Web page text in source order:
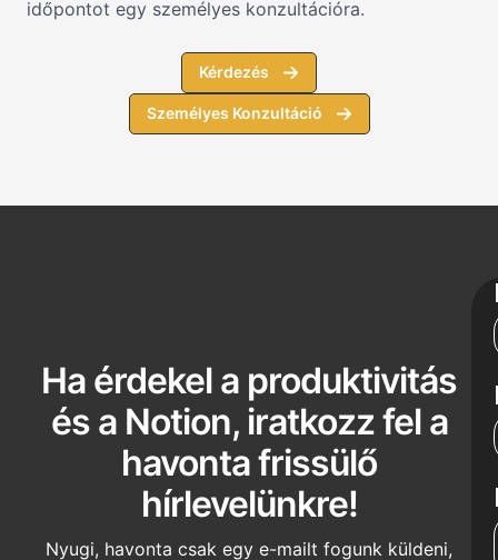
időpontot egy személyes konzultációra.
Kérdezés
Személyes Konzultáció
Ha érdekel a produktivitás
és a Notion, iratkozz fel a
havonta frissülő
hírlevelünkre!
Nyugi, havonta csak egy e-mailt fogunk küldeni,